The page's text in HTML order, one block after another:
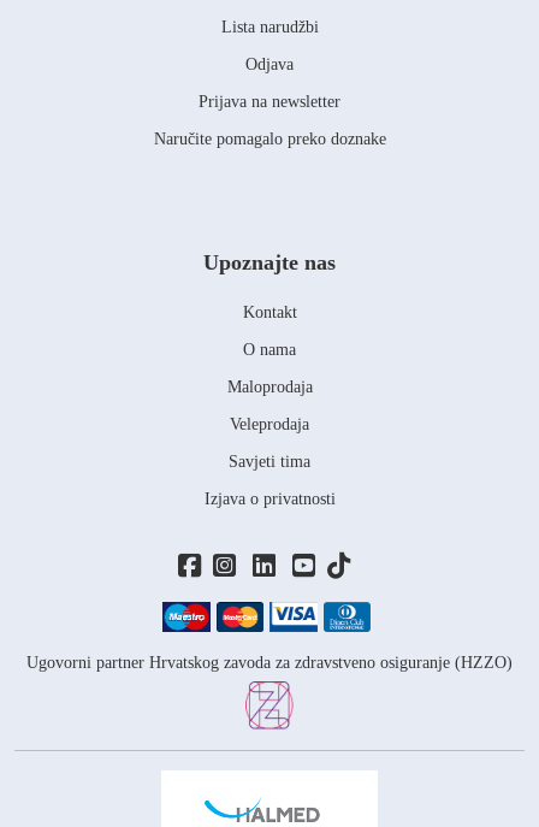
Lista narudžbi
Odjava
Prijava na newsletter
Naručite pomagalo preko doznake
Ugovorni partner Hrvatskog zavoda za zdravstveno osiguranje (HZZO)
Upoznajte nas
Kontakt
O nama
Maloprodaja
Veleprodaja
Savjeti tima
Izjava o privatnosti